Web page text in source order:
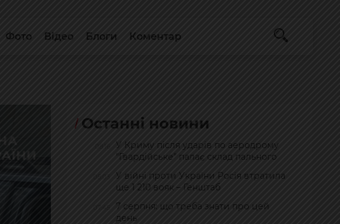
Фото Відео Блоги Коментар
Останні новини
У Криму після ударів по аеродрому
"Гвардійське" палає склад пального
У війні проти України Росія втратила
ще 1 210 вояк – Генштаб
7 серпня: що треба знати про цей
день